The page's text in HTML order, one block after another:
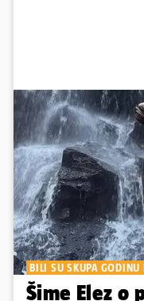
BILI SU SKUPA GODINU
Šime Elez o